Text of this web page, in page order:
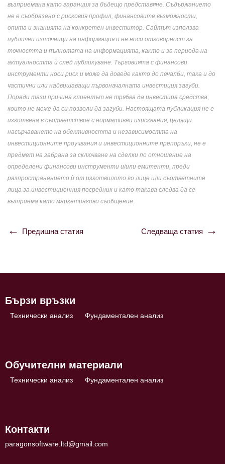
възприемана като гаранция за бъдещо представяне. Съдържанието
не е съобразено с рисковия профил, финансовите възможности,
опита и знанията на конкретен инвеститор. Сайтът използва
публични източници на информация и не носи отговорност за
точността и пълнотата на информацията, както и за периода на
актуалността ѝ след публикуване. Търговията с финансови
инструменти носи риск и може да доведе както до печалби, така и до
частични или надвишаващи първоначалната инвестиция загуби.
Поради тази причина клиентът не трябва да инвестира средства,
които не може да си позволи да загуби. Настоящата публикация не е
изготвена в съответствие с нормативни изисквания, целящи
насърчаването на обективността и независимостта на
инвестиционните проучвания и инвестиционните препоръки, не е
предмет на забрана за сключване на сделки по отношение на
определени финансови инструменти и/или емитенти, преди
разпространението ѝ от изготвилото го лице или съответните
лица за инвестиционния посредник и като такава следва да се
възприема като маркетингово съобщение.
Навигация
Предишна статия Следваща статия
Бързи връзки
Технически анализ Фундаментален анализ
Обучителни материали
Технически анализ Фундаментален анализ
Контакти
paragonsoftware.ltd@gmail.com